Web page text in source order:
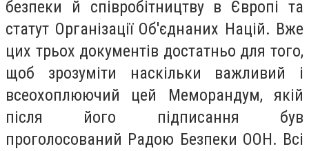
безпеки й співробітництву в Європі та
статут Організації Об'єднаних Націй. Вже
цих трьох документів достатньо для того,
щоб зрозуміти наскільки важливий і
всеохоплюючий цей Меморандум, якій
після його підписання був
проголосований Радою Безпеки ООН. Всі